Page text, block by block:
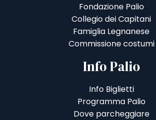
Fondazione Palio
Collegio dei Capitani
Famiglia Legnanese
Commissione costumi
Info Palio
Info Biglietti
Programma Palio
Dove parcheggiare